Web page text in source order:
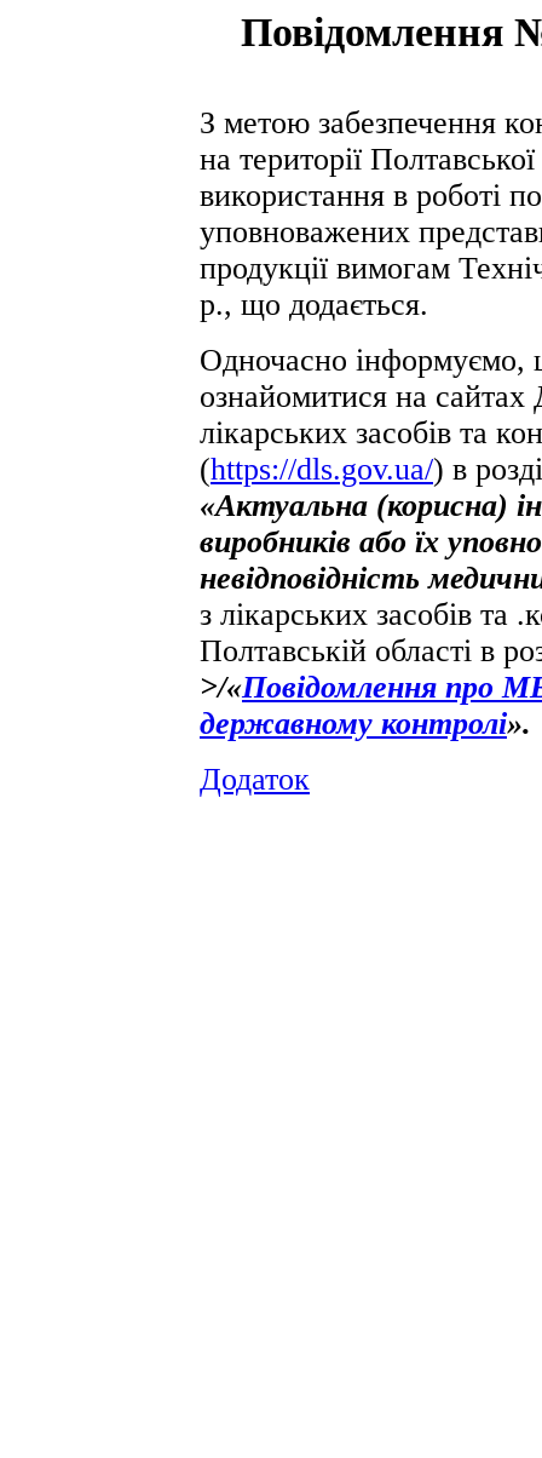
Повідомлення
З метою забезпечення
на території
використання в роботі
уповноважених
продукції вимогам
р., що додається.
Одночасно
ознайомитися на
лікарських засобів та
(https://dls.gov.ua/) в
«Актуальна (корисна)
виробників або їх
невідповідність
з лікарських засобів та
Полтавській області в
>/«Повідомлення про
державному контролі».
Додаток